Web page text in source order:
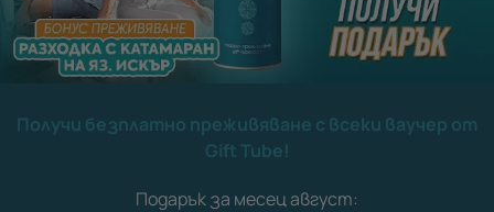
Получи безплатно преживяване с всеки ваучер от
Gift Tube!
Подарък за месец август: